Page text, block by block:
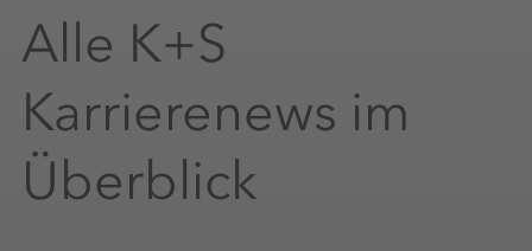
Alle K+S
Karrierenews im
Überblick